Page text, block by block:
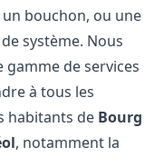
bouchon, ou une
système. Nous
gamme de services
à tous les
habitants de Bourg
, notamment la